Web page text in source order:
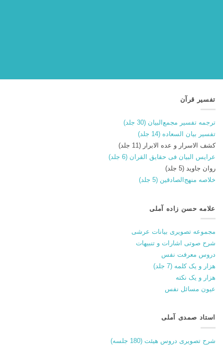
تفسیر قرآن
ترجمه تفسیر مجمع‌البیان (30 جلد)
تفسیر بیان السعاده (14 جلد)
کشف الاسرار و عده الابرار (11 جلد)
عرایس البیان فی حقایق القران (6 جلد)
روان جاوید (5 جلد)
خلاصه منهج‌الصادقین (5 جلد)
علامه حسن زاده آملی
مجموعه تصویری بیانات عرشی
شرح صوتی اشارات و تنبیهات
دروس معرفت نفس
هزار و یک کلمه (7 جلد)
هزار و یک نکته
عیون مسائل نفس
استاد صمدی آملی
شرح تصویری دروس هیئت (180 جلسه)